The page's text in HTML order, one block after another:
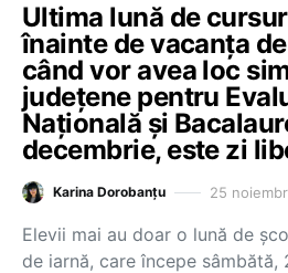
Ultima lună de
înainte de vacanța
când vor avea loc
județene pentru
Națională și
decembrie, este zi
Karina Dorobanțu 25
Elevii mai au doar o lună de
de iarnă, care începe